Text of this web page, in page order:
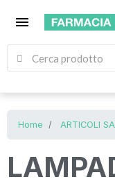
menu
Home ARTICOLI